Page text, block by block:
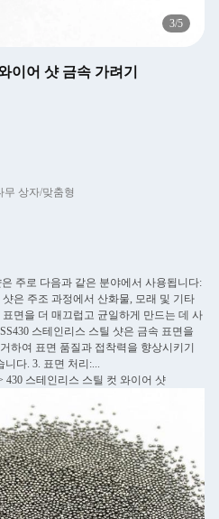
3/5
이어 샷 금속 가려기
무 상자/맞춤형
주로 다음과 같은 분야에서 사용됩니다:
은 주조 과정에서 산화물, 모래 및 기타
면을 더 매끄럽고 균일하게 만드는 데 사
스테인리스 스틸 샷은 금속 표면을
하여 표면 품질과 접착력을 향상시키기
다. 3. 표면 처리:...
스테인리스 스틸 컷 와이어 샷